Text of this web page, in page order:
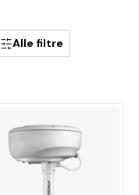
Alle filtre